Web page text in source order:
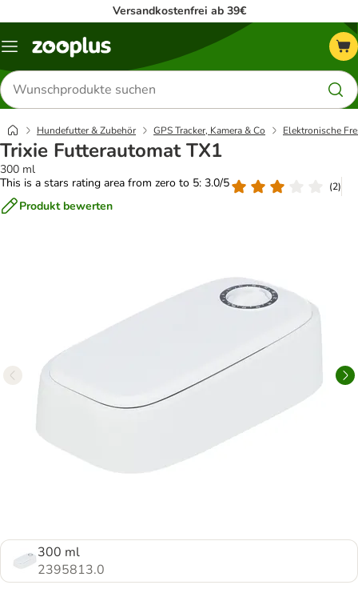
Versandkostenfrei ab 39€
Menü
Produkte
suchen
Hundefutter & Zubehör GPS Tracker, Kamera & Co Elektronische
Trixie Futterautomat TX1
300 ml
This is a stars rating area from zero to 5: 3.0/5
(2)
Produkt bewerten
300 ml
2395813.0